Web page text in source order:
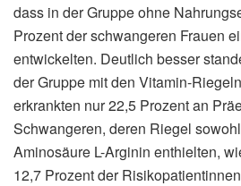
dass in der Gruppe ohne
Prozent der schwangeren Frauen
entwickelten. Deutlich besser
der Gruppe mit den Vitamin-
erkrankten nur 22,5 Prozent an
Schwangeren, deren Riegel
Aminosäure L-Arginin enthielten,
12,7 Prozent der